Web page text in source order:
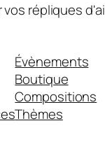
vos répliques
Évènements
Boutique
Compositions
Thèmes